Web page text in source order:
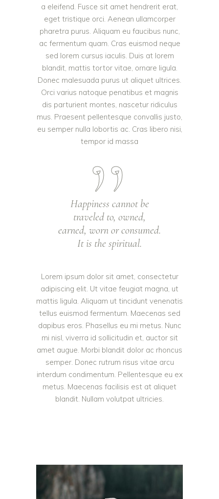
a eleifend. Fusce sit amet hendrerit erat,
eget tristique orci. Aenean ullamcorper
pharetra purus. Aliquam eu faucibus nunc,
ac fermentum quam. Cras euismod neque
sed lorem cursus iaculis. Duis at lorem
blandit, mattis tortor vitae, ornare ligula.
Donec malesuada purus ut aliquet ultrices.
Orci varius natoque penatibus et magnis
dis parturient montes, nascetur ridiculus
mus. Praesent pellentesque convallis justo,
eu semper nulla lobortis ac. Cras libero nisi,
tempor id massa
Happiness cannot be
traveled to, owned,
earned, worn or consumed.
It is the spiritual.
Lorem ipsum dolor sit amet, consectetur
adipiscing elit. Ut vitae feugiat magna, ut
mattis ligula. Aliquam ut tincidunt venenatis
tellus euismod fermentum. Maecenas sed
dapibus eros. Phasellus eu mi metus. Nunc
mi nisl, viverra id sollicitudin et, auctor sit
amet augue. Morbi blandit dolor ac rhoncus
semper. Donec rutrum risus vitae arcu
interdum condimentum. Pellentesque eu ex
metus. Maecenas facilisis est at aliquet
blandit. Nullam volutpat ultricies.